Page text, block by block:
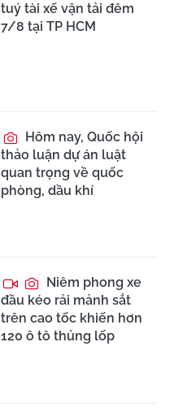
tuý tài xế vận tải đêm
7/8 tại TP HCM
Hôm nay, Quốc hội
thảo luận dự án luật
quan trọng về quốc
phòng, dầu khí
Niêm phong xe
đầu kéo rải mảnh sắt
trên cao tốc khiến hơn
120 ô tô thủng lốp